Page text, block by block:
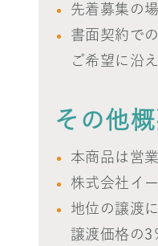
先着募集の
書面契約で
ご希望に沿
その他
本商品は営
株式会社イ
地位の譲渡
譲渡価格の3